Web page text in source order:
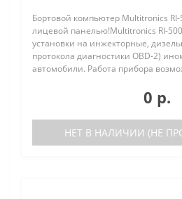
Бортовой компьютер Multitronics
лицевой панелью!Multitronics RI-
установки на инжекторные,
протокола диагностики OBD-2)
автомобили. Работа прибора
0 р.
НЕТ В НАЛИЧИИ (НЕ